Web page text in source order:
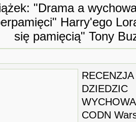
"Drama a
Harry'ego
się pamięcią" Tony
CODN